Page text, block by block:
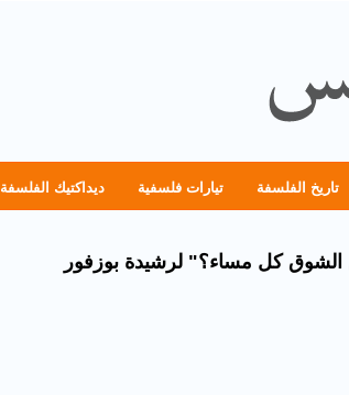
تاريخ الفلسفة تيارات فلسفية ديداكتيك الفلسفة
كل مساء؟" لرشيدة بوزفور